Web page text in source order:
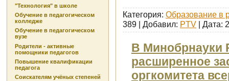
"Технология" в школе
Обучение в педагогическом
колледже
Обучение в педагогическом
вузе
Родители - активные
помощники педагогов
Повышение квалификации
педагога
Соискателям учёных степеней
Категория: Образование в
389 | Добавил: PTV | Дата:
В Минобрнауки
расширенное
оргкомитета